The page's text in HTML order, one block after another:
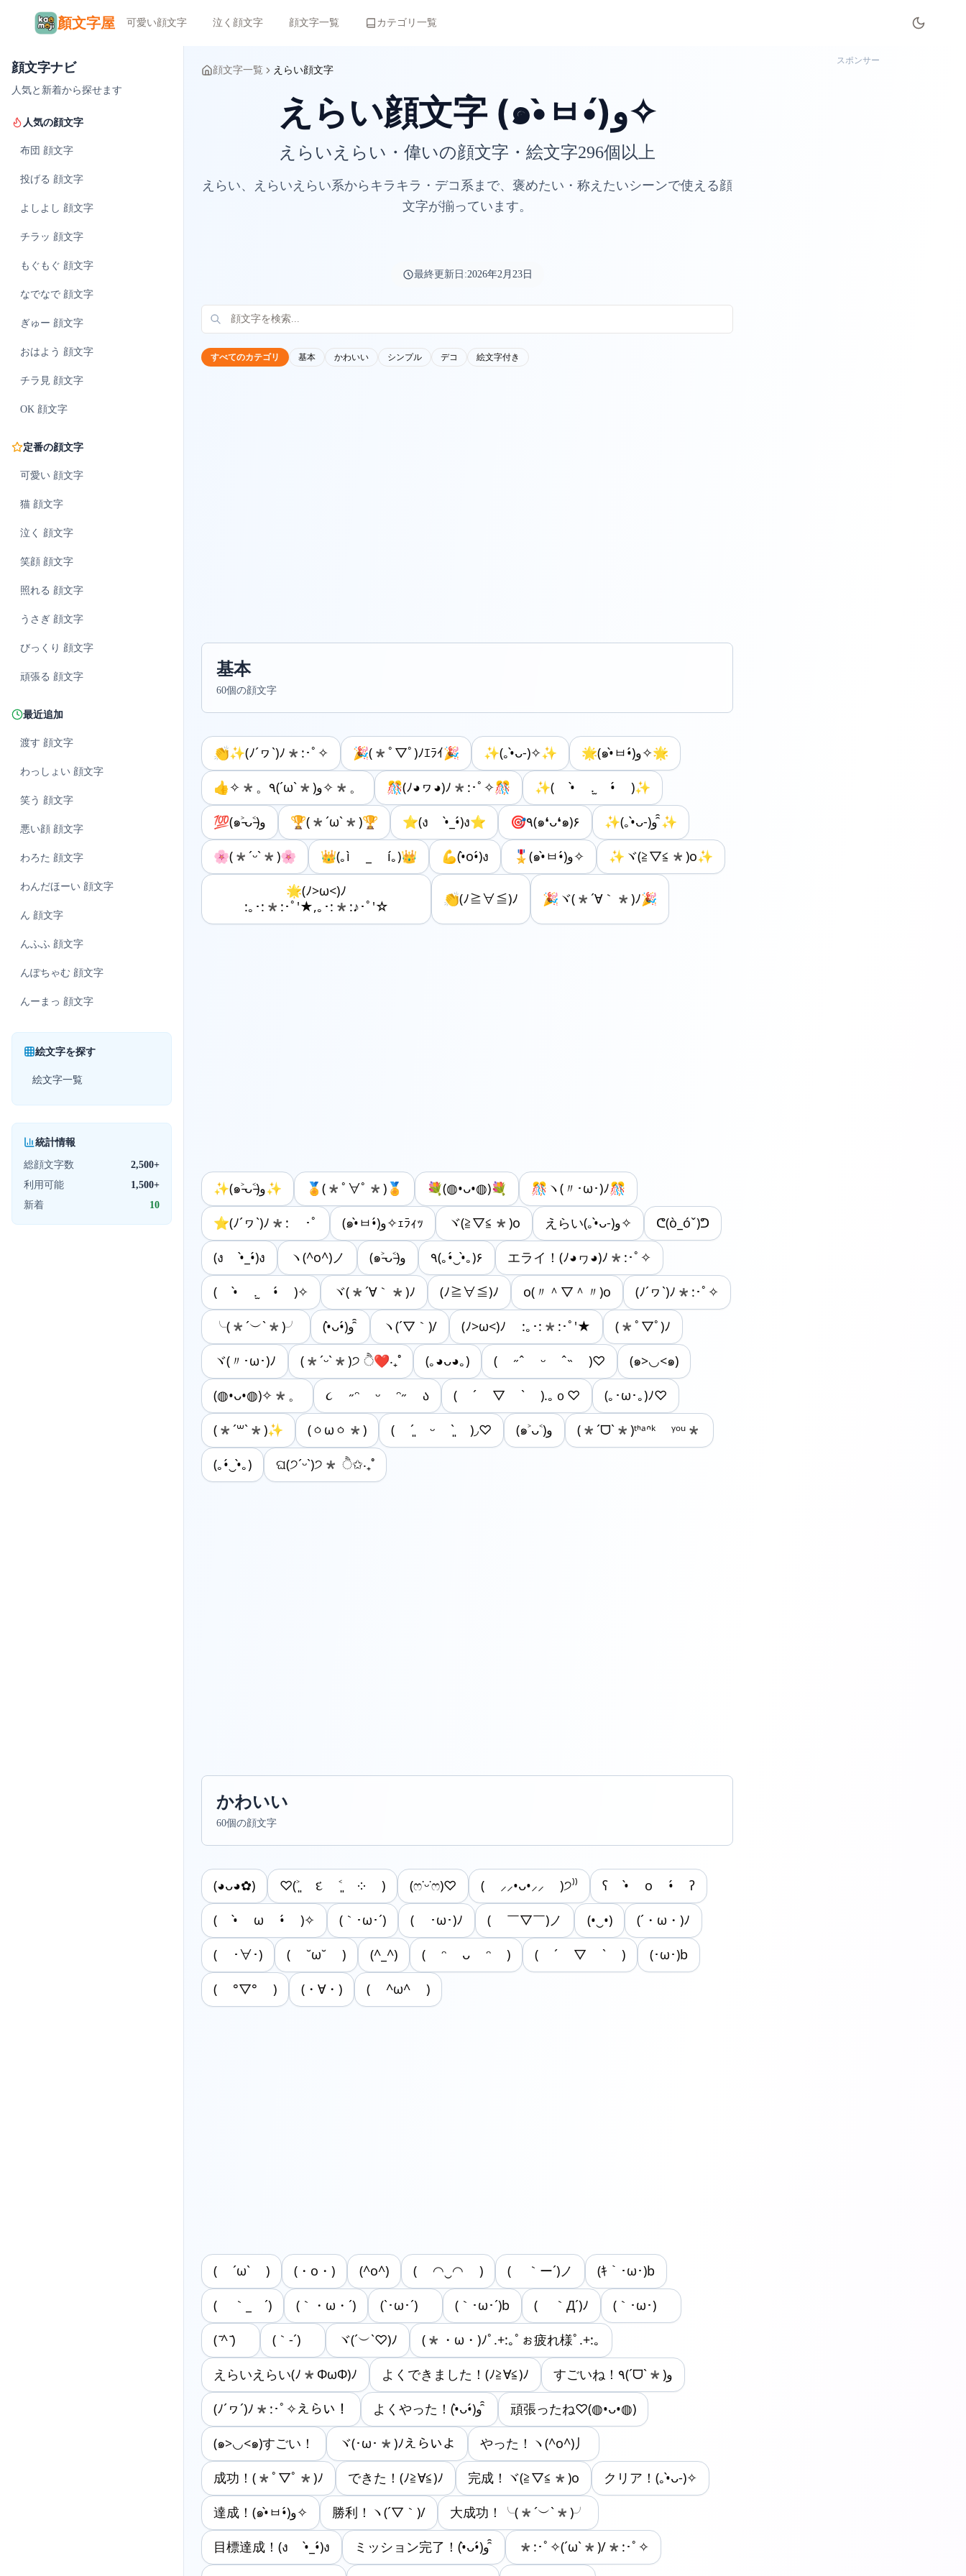
顏文字屋 可愛い顔文字 泣く顔文字 顔文字一覧 カテゴリ一覧
顔文字ナビ
人気と新着から探せます
人気の顔文字
布団 顔文字
投げる 顔文字
よしよし 顔文字
チラッ 顔文字
もぐもぐ 顔文字
なでなで 顔文字
ぎゅー 顔文字
おはよう 顔文字
チラ見 顔文字
OK 顔文字
定番の顔文字
可愛い 顔文字
猫 顔文字
泣く 顔文字
笑顔 顔文字
照れる 顔文字
うさぎ 顔文字
びっくり 顔文字
頑張る 顔文字
最近追加
渡す 顔文字
わっしょい 顔文字
笑う 顔文字
悪い顔 顔文字
わろた 顔文字
わんだほーい 顔文字
ん 顔文字
んふふ 顔文字
んぽちゃむ 顔文字
んーまっ 顔文字
絵文字を探す
絵文字一覧
統計情報
総顔文字数
2,500+
利用可能
1,500+
新着
10
顔文字一覧 えらい顔文字
えらい顔文字 (๑•̀ㅂ•́)و✧
えらいえらい・偉いの顔文字・絵文字296個以上
えらい、えらいえらい系からキラキラ・デコ系まで、褒めたい・称えたいシーンで使える顔
文字が揃っています。
最終更新日:2026年2月23日
すべてのカテゴリ 基本 かわいい シンプル デコ 絵文字付き
基本
60個の顔文字
👏✨(ﾉ´ヮ`)ﾉ*:･ﾟ✧ 🎉(*ﾟ▽ﾟ)ﾉｴﾗｲ🎉 ✨(｡•̀ᴗ-)✧✨ 🌟(๑•̀ㅂ•́)و✧🌟
👍✧*。٩(ˊωˋ*)و✧*。 🎊(ﾉ◕ヮ◕)ﾉ*:･ﾟ✧🎊 ✨( •̀ .̫ •́ )✨
💯(๑˃̵ᴗ˂̵)و 🏆(*´ω`*)🏆 ⭐(ง •̀_•́)ง⭐ 🎯٩(๑❛ᴗ❛๑)۶ ✨(｡•̀ᴗ-)و ̑̑✨
🌸(*ˊᵕˋ*)🌸 👑(｡ì _ í｡)👑 💪(•̀o•́)ง 🎖️(๑•̀ㅂ•́)و✧ ✨ヾ(≧▽≦*)o✨
🌟(ﾉ>ω<)ﾉ
:｡･:*:･ﾟ'★,｡･:*:♪･ﾟ'☆
👏(ﾉ≧∀≦)ﾉ 🎉ヾ(*´∀｀*)ﾉ🎉
✨(๑˃̵ᴗ˂̵)و✨ 🏅(*ﾟ∀ﾟ*)🏅 💐(◍•ᴗ•◍)💐 🎊ヽ(〃･ω･)ﾉ🎊
⭐(ﾉ´ヮ`)ﾉ*: ･ﾟ (๑•̀ㅂ•́)و✧ｪﾗｨｯ ヾ(≧▽≦*)o えらい(｡•̀ᴗ-)و✧ ᕦ(ò_óˇ)ᕤ
(ง •̀_•́)ง ヽ(^o^)ノ (๑˃̵ᴗ˂̵)و ٩(｡•́‿•̀｡)۶ エライ！(ﾉ◕ヮ◕)ﾉ*:･ﾟ✧
( •̀ .̫ •́ )✧ ヾ(*´∀｀*)ﾉ (ﾉ≧∀≦)ﾉ o(〃＾▽＾〃)o (ﾉ´ヮ`)ﾉ*:･ﾟ✧
╰(*´︶`*)╯ (•̀ᴗ•́)و ̑̑ ヽ(´▽｀)/ (ﾉ>ω<)ﾉ :｡･:*:･ﾟ'★ (*ﾟ▽ﾟ)ﾉ
ヾ(〃･ω･)ﾉ (*ˊᵕˋ*)੭ ੈ❤‧₊˚ (｡◕ᴗ◕｡) ( ˶ˆ ᵕ ˆ˵ )♡ (๑>◡<๑)
(◍•ᴗ•◍)✧*。 ૮ ˶ᵔ ᵕ ᵔ˶ ა ( ´ ▽ ` ).｡ｏ♡ (｡･ω･｡)ﾉ♡
(*´꒳`*)✨ (ㆁωㆁ*) ( ´͈ ᵕ `͈ )◞♡ (๑˃ᴗ˂)ﻭ (*ˊᗜˋ*)ᵗᑋᵃᐢᵏ ᵞᵒᵘ*
(｡•́‿•̀｡) ଘ(੭ˊᵕˋ)੭* ੈ✩‧₊˚
かわいい
60個の顔文字
(◕ᴗ◕✿) ♡(˃͈ દ ˂͈ ༶ ) (ෆ˙ᵕ˙ෆ)♡ ( ⸝⸝•ᴗ•⸝⸝ )੭⁾⁾ ʕ •̀ o •́ ʔ
( •̀ ω •́ )✧ (｀･ω･´) ( ･ω･)ﾉ ( ￣▽￣)ノ (•‿•) (´・ω・)ﾉ
( ･∀･) ( ˘ω˘ ) (^_^) ( ᵔ ᴗ ᵔ ) ( ´ ▽ ` ) (･ω･)b
( °▽° ) (・∀・) ( ^ω^ )
( ´ω` ) (・o・) (^o^) ( ◠‿◠ ) ( ｀ー´)ノ (ｷ｀･ω･)b
( ｀_ゝ´) (｀・ω・´) (`･ω･´)ゞ (｀･ω･´)b ( ｀Д´)ﾉ (｀･ω･)ゞ
( ̄^ ̄)ゞ (｀-´)ゞ ヾ(´︶`♡)ﾉ (*・ω・)ﾉﾟ.+:｡ﾟぉ疲れ様ﾟ.+:｡
えらいえらい(ﾉ*ФωФ)ﾉ よくできました！(ﾉ≧∀≦)ﾉ すごいね！٩(ˊᗜˋ*)و
(ﾉ´ヮ´)ﾉ*:･ﾟ✧えらい！ よくやった！(•̀ᴗ•́)و ̑̑ 頑張ったね♡(◍•ᴗ•◍)
(๑>◡<๑)すごい！ ヾ(･ω･*)ﾉえらいよ やった！ヽ(^o^)丿
成功！(*ﾟ▽ﾟ*)ﾉ できた！(ﾉ≧∀≦)ﾉ 完成！ヾ(≧▽≦*)o クリア！(｡•̀ᴗ-)✧
達成！(๑•̀ㅂ•́)و✧ 勝利！ヽ(´▽｀)/ 大成功！╰(*´︶`*)╯
目標達成！(ง •̀_•́)ง ミッション完了！(•̀ᴗ•́)و ̑̑ *:･ﾟ✧(ˊωˋ*)/*:･ﾟ✧
スポンサー